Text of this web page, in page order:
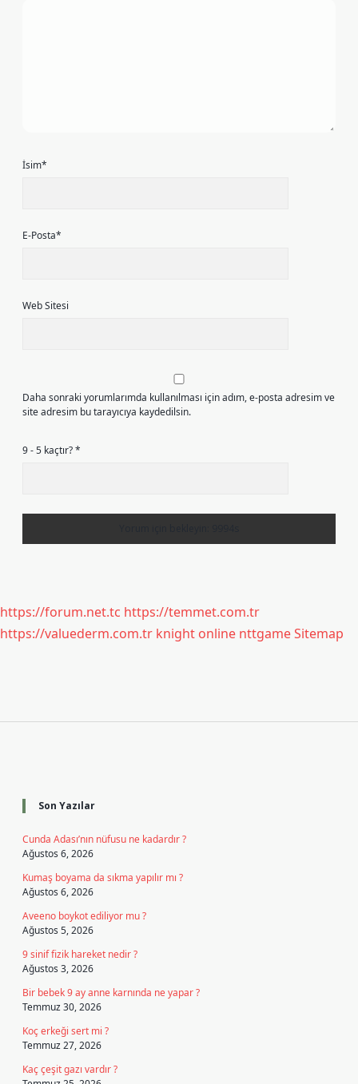
İsim*
E-Posta*
Web Sitesi
Daha sonraki yorumlarımda kullanılması için adım, e-posta adresim ve
site adresim bu tarayıcıya kaydedilsin.
9 - 5 kaçtır?*
https://forum.net.tc https://temmet.com.tr
https://valuederm.com.tr knight online nttgameSitemap
Son Yazılar
Cunda Adası’nın nüfusu ne kadardır ?
Ağustos 6, 2026
Kumaş boyama da sıkma yapılır mı ?
Ağustos 6, 2026
Aveeno boykot ediliyor mu ?
Ağustos 5, 2026
9 sinif fizik hareket nedir ?
Ağustos 3, 2026
Bir bebek 9 ay anne karnında ne yapar ?
Temmuz 30, 2026
Koç erkeği sert mi ?
Temmuz 27, 2026
Kaç çeşit gazı vardır ?